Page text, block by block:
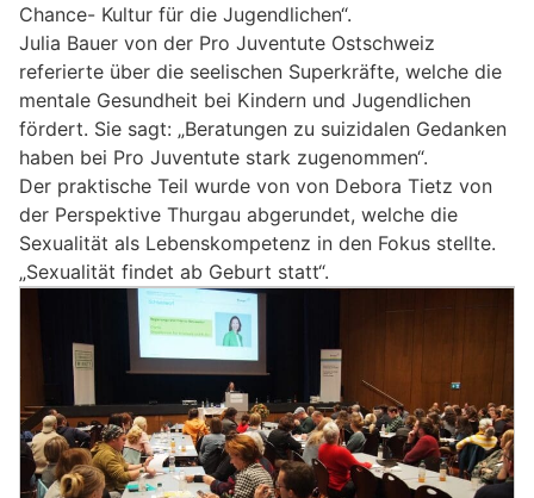
Chance- Kultur für die Jugendlichen“.
Julia Bauer von der Pro Juventute Ostschweiz
referierte über die seelischen Superkräfte, welche die
mentale Gesundheit bei Kindern und Jugendlichen
fördert. Sie sagt: „Beratungen zu suizidalen Gedanken
haben bei Pro Juventute stark zugenommen“.
Der praktische Teil wurde von von Debora Tietz von
der Perspektive Thurgau abgerundet, welche die
Sexualität als Lebenskompetenz in den Fokus stellte.
„Sexualität findet ab Geburt statt“.